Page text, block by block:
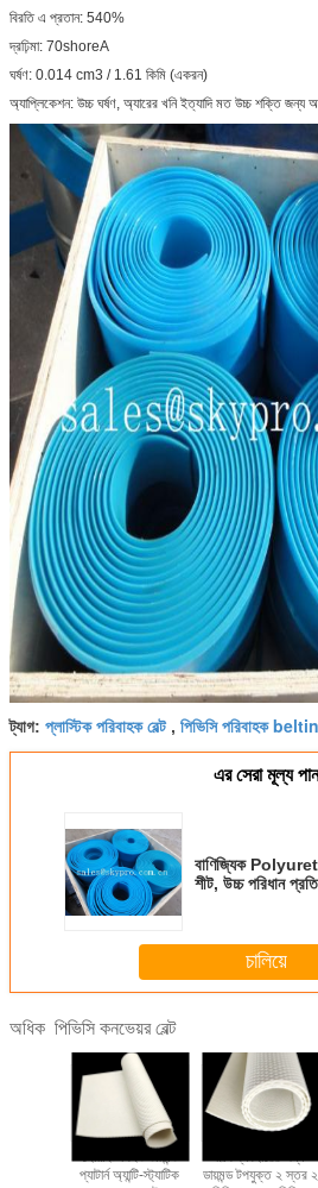
বিরতি এ প্রতান: 540%
দ্রঢ়িমা: 70shoreA
ঘর্ষণ: 0.014 cm3 / 1.61 কিমি (একরন)
অ্যাপ্লিকেশন: উচ্চ ঘর্ষণ, অ্যারের খনি ইত্যাদি মত উচ্চ শক্তি জন্য
ট্যাগ: প্লাস্টিক পরিবাহক বেল্ট, পিভিসি পরিবাহক
এর সেরা মূল্য পান
বাণিজ্যিক
শীট, উচ্চ পরিধান
চালিয়ে
অধিক পিভিসি কনভেয়র বেল্ট
হোয়াইট পিইউ ডায়মন্ড
প্যাটার্ন অ্যান্টি-স্ট্যাটিক
শিল্প ব্যবহারের জন্য
ডায়মন্ড টপযুক্ত ২ স্তর ২